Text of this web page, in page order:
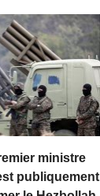
ministre
publiquement